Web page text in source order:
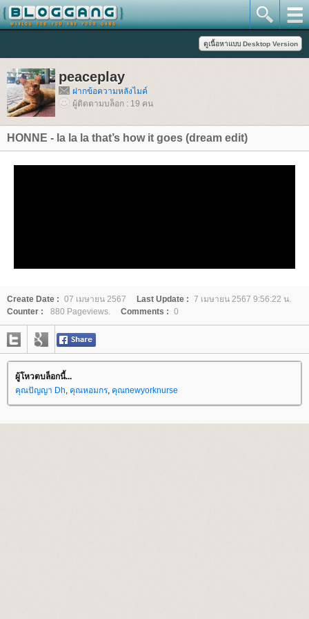
peaceplay
ฝากข้อความหลังไมค์
ผู้ติดตามบล็อก : 19 คน
HONNE - la la la that’s how it goes (dream edit)
Create Date : 07 เมษายน 2567 Last Update : 7 เมษายน 2567 9:56:22 น.
Counter :
880 Pageviews. Comments : 0
ผู้โหวตบล็อกนี้...
คุณปัญญา Dh, คุณหอมกร, คุณnewyorknurse